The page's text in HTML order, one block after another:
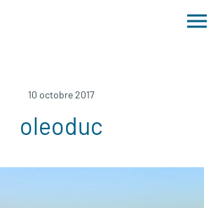
10 octobre 2017
oleoduc